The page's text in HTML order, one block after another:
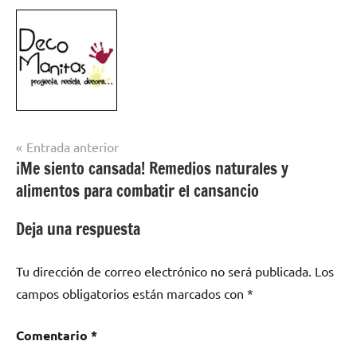
Navegación
de
entradas
Entrada anterior
¡Me siento cansada! Remedios naturales y
alimentos para combatir el cansancio
Deja una respuesta
Tu dirección de correo electrónico no será publicada. Los
campos obligatorios están marcados con *
Comentario *